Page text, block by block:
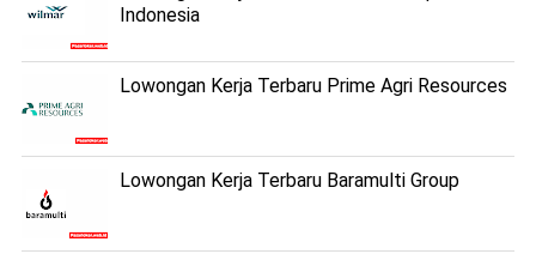
Indonesia
Lowongan Kerja Terbaru Prime Agri Resources
Lowongan Kerja Terbaru Baramulti Group